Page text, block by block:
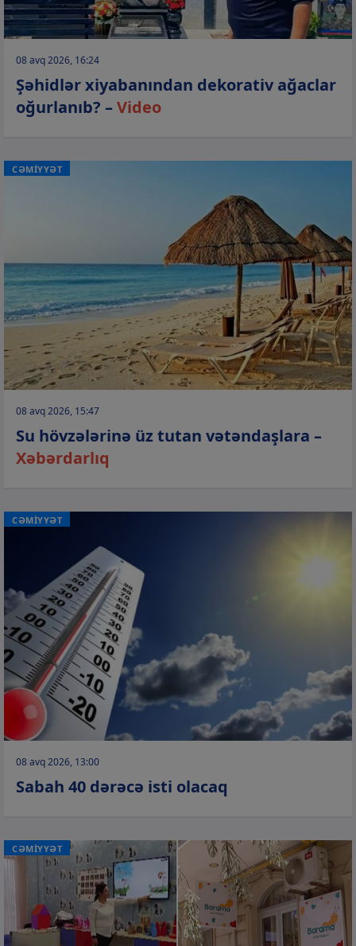
08 avq 2026, 16:24
Şəhidlər xiyabanından dekorativ ağaclar
oğurlanıb? –Video
CƏMİYYƏT
08 avq 2026, 15:47
Su hövzələrinə üz tutan vətəndaşlara –
Xəbərdarlıq
CƏMİYYƏT
08 avq 2026, 13:00
Sabah 40 dərəcə isti olacaq
CƏMİYYƏT